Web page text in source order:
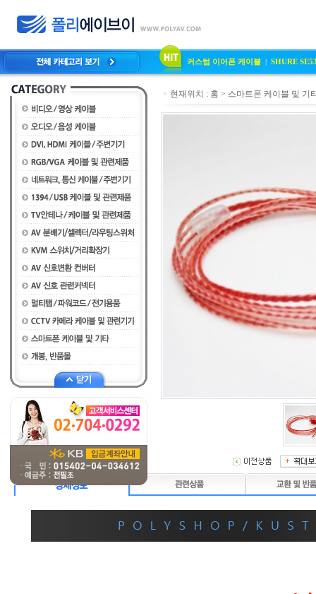
커스텀 이어폰 케이블 | SHURE
현재위치 : 홈 > 스마트폰 케이블 및 기